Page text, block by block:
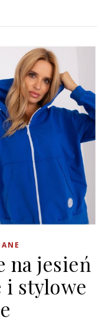
na jesień
i stylowe